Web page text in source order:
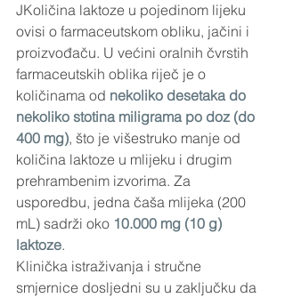
JKoličina laktoze u pojedinom lijeku
ovisi o farmaceutskom obliku, jačini i
proizvođaču. U većini oralnih čvrstih
farmaceutskih oblika riječ je o
količinama od nekoliko desetaka do
nekoliko stotina miligrama po doz (do
400 mg), što je višestruko manje od
količina laktoze u mlijeku i drugim
prehrambenim izvorima. Za
usporedbu, jedna čaša mlijeka (200
mL) sadrži oko 10.000 mg (10 g)
laktoze.
Klinička istraživanja i stručne
smjernice dosljedni su u zaključku da